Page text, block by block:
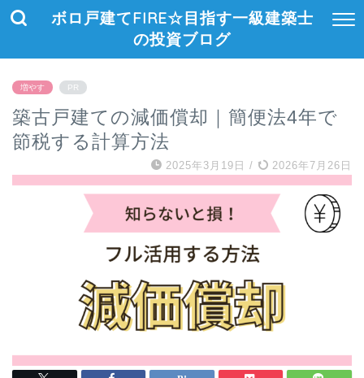
ボロ戸建てFIRE☆目指す一級建築士
の投資ブログ
増やす PR
築古戸建ての減価償却｜簡便法4年で
節税する計算方法
2025年3月19日 / 2026年7月26日